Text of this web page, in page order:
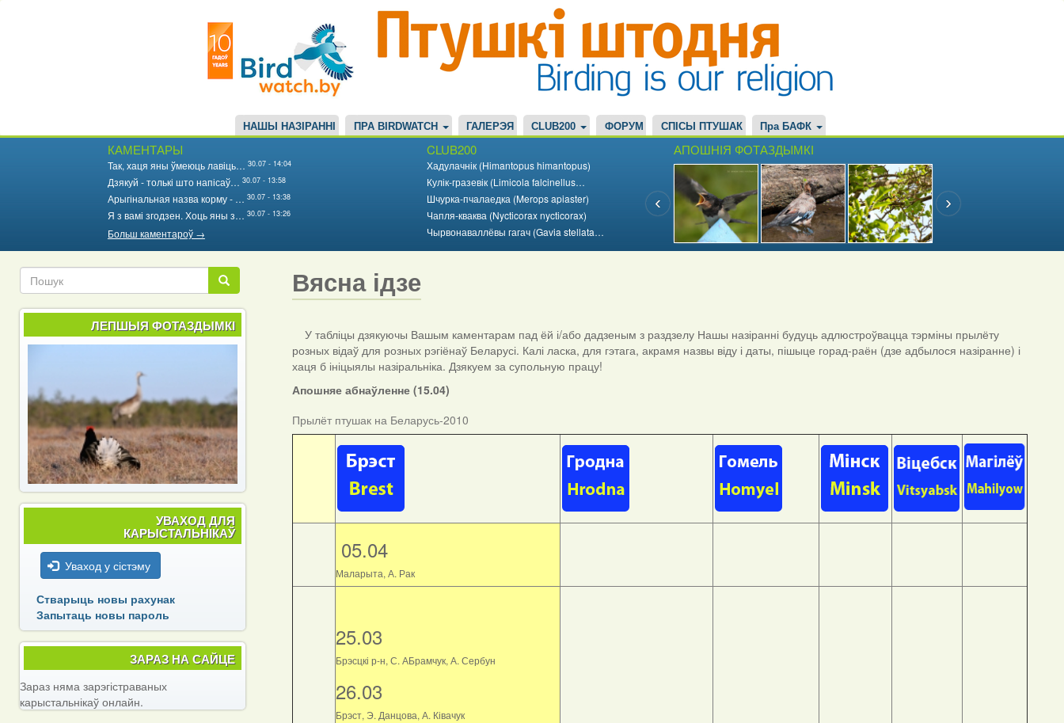
НАШЫ НАЗІРАННІ ПРА BIRDWATCH ГАЛЕРЭЯ CLUB200 ФОРУМ СПІСЫ ПТУШАК Пра БАФК
КАМЕНТАРЫ
Так, хаця яны ўмеюць лавіць… 30.07 - 14:04
Дзякуй - толькі што напісаў… 30.07 - 13:58
Арыгінальная назва корму - … 30.07 - 13:38
Я з вамі згодзен. Хоць яны з… 30.07 - 13:26
Больш каментароў →
CLUB200
Хадулачнік (Himantopus himantopus)
Кулік-гразевік (Limicola falcinellus…
Шчурка-пчалаедка (Merops apiaster)
Чапля-кваква (Nycticorax nycticorax)
Чырвонаваллёвы гагач (Gavia stellata…
АПОШНІЯ ФОТАЗДЫМКІ
Вясна ідзе
У табліцы дзякуючы Вашым каментарам пад ёй і/або дадзеным з раздзелу Нашы назіранні будуць адлюстроўвацца тэрміны прылёту
розных відаў для розных рэгіёнаў Беларусі. Калі ласка, для гэтага, акрамя назвы віду і даты, пішыце горад-раён (дзе адбылося назіранне) і
хаця б ініцыялы назіральніка. Дзякуем за супольную працу!
Апошняе абнаўленне (15.04)
Прылёт птушак на Беларусь-2010
05.04
Маларыта, А. Рак
25.03
Брэсцкі р-н, С. АБрамчук, А. Сербун
26.03
Брэст, Э. Данцова, А. Ківачук
Пошук
Пошук
ЛЕПШЫЯ ФОТАЗДЫМКІ
УВАХОД ДЛЯ
КАРЫСТАЛЬНІКАЎ
Уваход у сістэму
Стварыць новы рахунак
Запытаць новы пароль
ЗАРАЗ НА САЙЦЕ
Зараз няма зарэгістраваных
карыстальнікаў онлайн.